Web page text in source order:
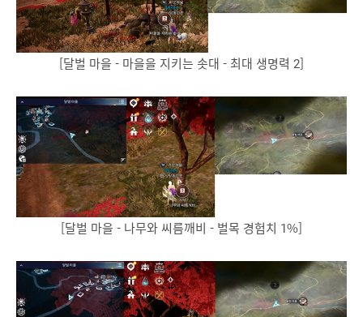
[달벌 마을 - 마을을 지키는 솟대 - 최대 생명력 2]
[달벌 마을 - 나무와 씨름깨비 - 벌목 경험치 1%]